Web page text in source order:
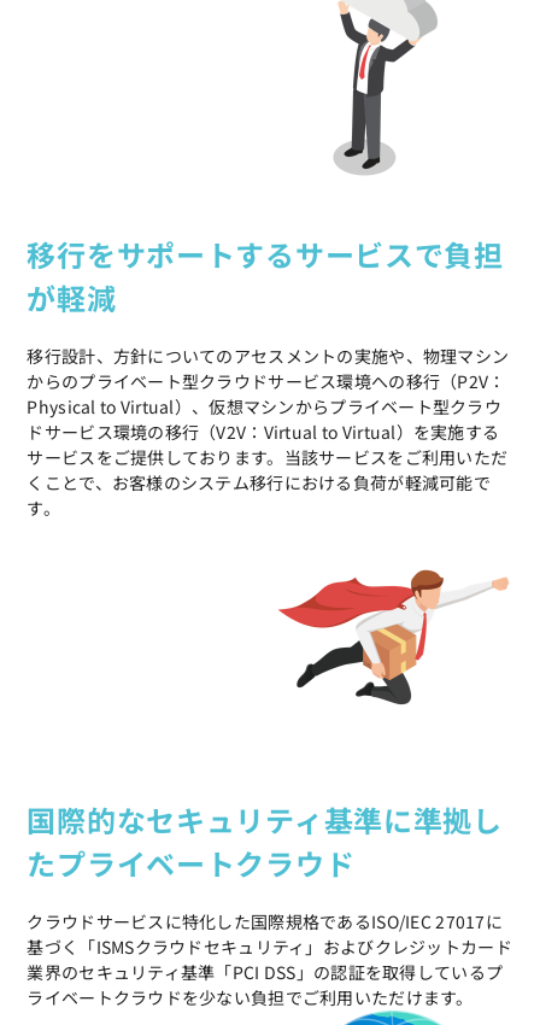
移行をサポートするサービスで負担
が軽減
移行設計、方針についてのアセスメントの実施や、物理マシン
からのプライベート型クラウドサービス環境への移行（P2V：
Physical to Virtual）、仮想マシンからプライベート型クラウ
ドサービス環境の移行（V2V：Virtual to Virtual）を実施する
サービスをご提供しております。当該サービスをご利用いただ
くことで、お客様のシステム移行における負荷が軽減可能で
す。
国際的なセキュリティ基準に準拠し
たプライベートクラウド
クラウドサービスに特化した国際規格であるISO/IEC 27017に
基づく「ISMSクラウドセキュリティ」およびクレジットカード
業界のセキュリティ基準「PCI DSS」の認証を取得しているプ
ライベートクラウドを少ない負担でご利用いただけます。